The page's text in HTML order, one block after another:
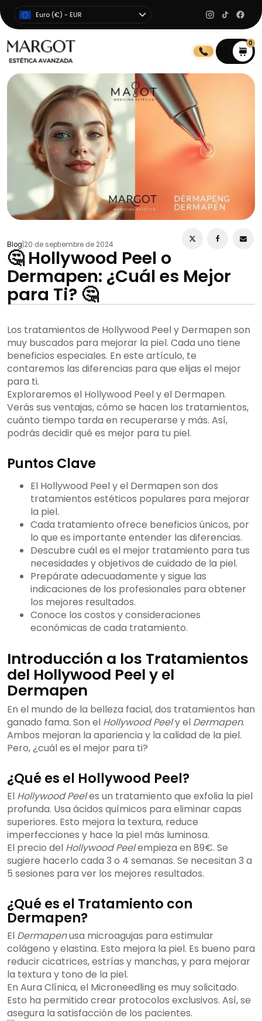
Euro (€) - EUR
0
Blog 20 de septiembre de 2024
🤔 Hollywood Peel o
Dermapen: ¿Cuál es Mejor
para Ti? 🤔
Los tratamientos de Hollywood Peel y Dermapen son
muy buscados para mejorar la piel. Cada uno tiene
beneficios especiales. En este artículo, te
contaremos las diferencias para que elijas el mejor
para ti.
Exploraremos el Hollywood Peel y el Dermapen.
Verás sus ventajas, cómo se hacen los tratamientos,
cuánto tiempo tarda en recuperarse y más. Así,
podrás decidir qué es mejor para tu piel.
Puntos Clave
El Hollywood Peel y el Dermapen son dos
tratamientos estéticos populares para mejorar
la piel.
Cada tratamiento ofrece beneficios únicos, por
lo que es importante entender las diferencias.
Descubre cuál es el mejor tratamiento para tus
necesidades y objetivos de cuidado de la piel.
Prepárate adecuadamente y sigue las
indicaciones de los profesionales para obtener
los mejores resultados.
Conoce los costos y consideraciones
económicas de cada tratamiento.
Introducción a los Tratamientos
del Hollywood Peel y el
Dermapen
En el mundo de la belleza facial, dos tratamientos han
ganado fama. Son el Hollywood Peely el Dermapen.
Ambos mejoran la apariencia y la calidad de la piel.
Pero, ¿cuál es el mejor para ti?
¿Qué es el Hollywood Peel?
El Hollywood Peeles un tratamiento que exfolia la piel
profunda. Usa ácidos químicos para eliminar capas
superiores. Esto mejora la textura, reduce
imperfecciones y hace la piel más luminosa.
El precio del Hollywood Peelempieza en 89€. Se
sugiere hacerlo cada 3 o 4 semanas. Se necesitan 3 a
5 sesiones para ver los mejores resultados.
¿Qué es el Tratamiento con
Dermapen?
El Dermapenusa microagujas para estimular
colágeno y elastina. Esto mejora la piel. Es bueno para
reducir cicatrices, estrías y manchas, y para mejorar
la textura y tono de la piel.
En Aura Clínica, el Microneedling es muy solicitado.
Esto ha permitido crear protocolos exclusivos. Así, se
asegura la satisfacción de los pacientes.